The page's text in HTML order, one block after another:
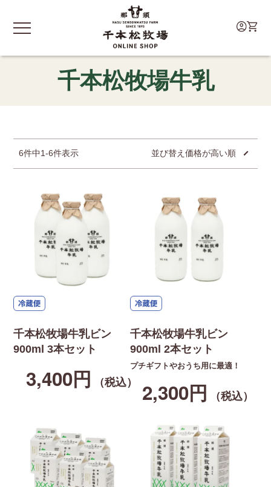
千本松牧場牛乳
6件中1-6件表示 並び替え 価格が高い順
千本松牧場牛乳ビン
900ml 3本セット
3,400円 （税込）
千本松牧場牛乳ビン
900ml 2本セット
プチギフトやおうち用に最適！
2,300円 （税込）